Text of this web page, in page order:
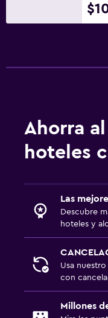
Servicios y facilidades
Renta de autos
Acceso con llave
Check-out exprés
Comedor al aire libre
Muebles de exterior
Área de picnic
Ahorra
hoteles
Las
Descubre
hoteles y
Usa
con
Millones